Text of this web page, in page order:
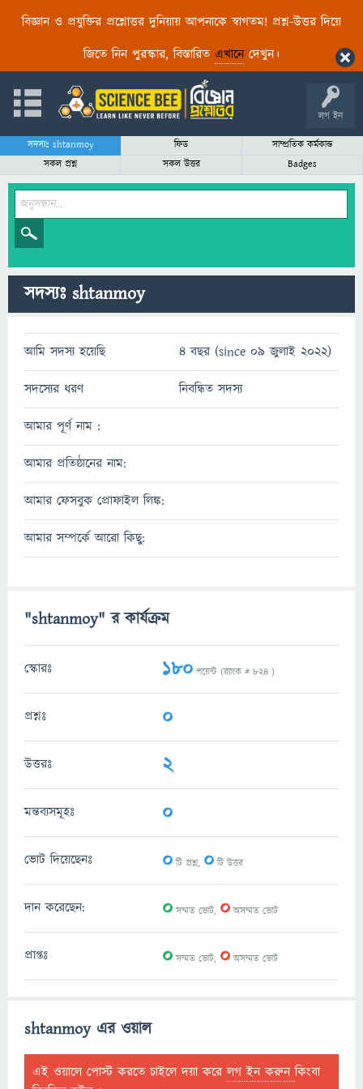
বিজ্ঞান ও প্রযুক্তির প্রশ্নোত্তর দুনিয়ায় আপনাকে স্বাগতম! প্রশ্ন-উত্তর দিয়ে
জিতে নিন পুরস্কার, বিস্তারিত এখানেদেখুন।
লগ ইন
সদস্যঃ shtanmoy ফিড
সাম্প্রতিক কর্মকান্ড
সকল প্রশ্ন
সকল উত্তর Badges
সদস্যঃ shtanmoy
আমি সদস্য হয়েছি 4 বছর (since 09 জুলাই 2022)
সদস্যের ধরণ নিবন্ধিত সদস্য
আমার পূর্ণ নাম :
আমার প্রতিষ্ঠানের নাম:
আমার ফেসবুক প্রোফাইল লিঙ্ক:
আমার সম্পর্কে আরো কিছু:
"shtanmoy" র কার্যক্রম
স্কোরঃ 180 পয়েন্ট (র‌্যাংক # 824 )
প্রশ্নঃ 0
উত্তরঃ 2
মন্তব্যসমূহঃ 0
ভোট দিয়েছেনঃ 0টি প্রশ্ন, 0টি উত্তর
দান করেছেন: 0সম্মত ভোট, 0অসম্মত ভোট
প্রাপ্তঃ 0সম্মত ভোট, 0অসম্মত ভোট
shtanmoy এর ওয়াল
এই ওয়ালে পোস্ট করতে চাইলে দয়া করেলগ ইন করুনকিংবা